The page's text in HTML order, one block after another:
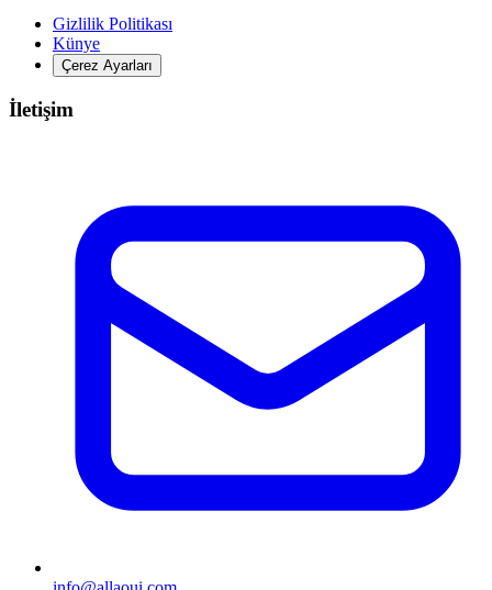
Gizlilik Politikası
Künye
Çerez Ayarları
İletişim